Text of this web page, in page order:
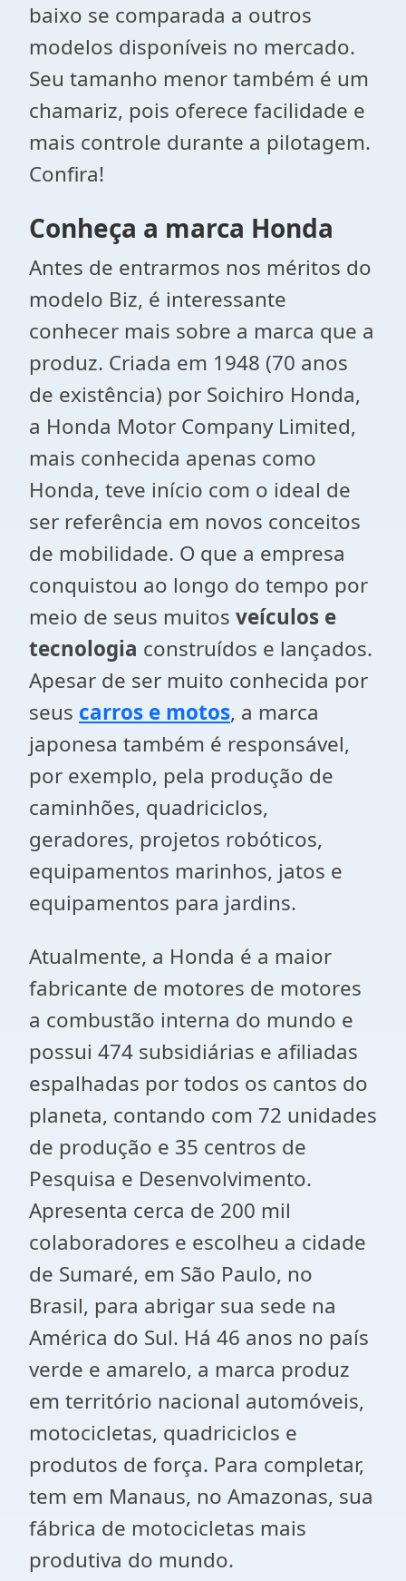
baixo se comparada a outros
modelos disponíveis no mercado.
Seu tamanho menor também é um
chamariz, pois oferece facilidade e
mais controle durante a pilotagem.
Confira!
Conheça a marca Honda
Antes de entrarmos nos méritos do
modelo Biz, é interessante
conhecer mais sobre a marca que a
produz. Criada em 1948 (70 anos
de existência) por Soichiro Honda,
a Honda Motor Company Limited,
mais conhecida apenas como
Honda, teve início com o ideal de
ser referência em novos conceitos
de mobilidade. O que a empresa
conquistou ao longo do tempo por
meio de seus muitos veículos e
tecnologia construídos e lançados.
Apesar de ser muito conhecida por
seus carros e motos, a marca
japonesa também é responsável,
por exemplo, pela produção de
caminhões, quadriciclos,
geradores, projetos robóticos,
equipamentos marinhos, jatos e
equipamentos para jardins.
Atualmente, a Honda é a maior
fabricante de motores de motores
a combustão interna do mundo e
possui 474 subsidiárias e afiliadas
espalhadas por todos os cantos do
planeta, contando com 72 unidades
de produção e 35 centros de
Pesquisa e Desenvolvimento.
Apresenta cerca de 200 mil
colaboradores e escolheu a cidade
de Sumaré, em São Paulo, no
Brasil, para abrigar sua sede na
América do Sul. Há 46 anos no país
verde e amarelo, a marca produz
em território nacional automóveis,
motocicletas, quadriciclos e
produtos de força. Para completar,
tem em Manaus, no Amazonas, sua
fábrica de motocicletas mais
produtiva do mundo.